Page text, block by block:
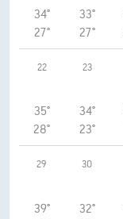
34°
27°
33°
27°
22
35°
28°
23
34°
23°
29
39°
30
32°